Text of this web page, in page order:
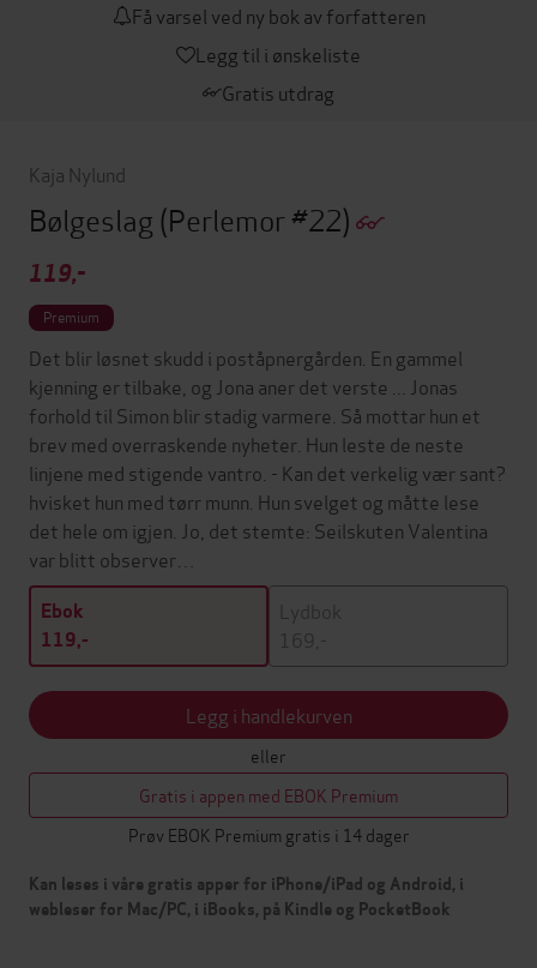
Få varsel ved ny bok av forfatteren
Legg til i ønskeliste
Gratis utdrag
Kaja Nylund
Bølgeslag (Perlemor #22)
119,-
Premium
Det blir løsnet skudd i poståpnergården. En gammel
kjenning er tilbake, og Jona aner det verste ... Jonas
forhold til Simon blir stadig varmere. Så mottar hun et
brev med overraskende nyheter. Hun leste de neste
linjene med stigende vantro. - Kan det verkelig vær sant?
hvisket hun med tørr munn. Hun svelget og måtte lese
det hele om igjen. Jo, det stemte: Seilskuten Valentina
var blitt observer…
Ebok
119,-
Lydbok
169,-
Legg i handlekurven
eller
Gratis i appen med EBOK Premium
Prøv EBOK Premium gratis i 14 dager
Kan leses i våre gratis apper for iPhone/iPad og Android, i
webleser for Mac/PC, i iBooks, på Kindle og PocketBook